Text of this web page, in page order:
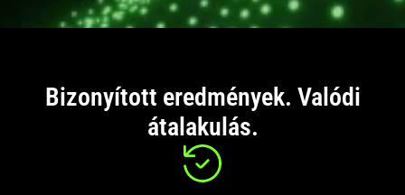
Bizonyított eredmények. Valódi
átalakulás.